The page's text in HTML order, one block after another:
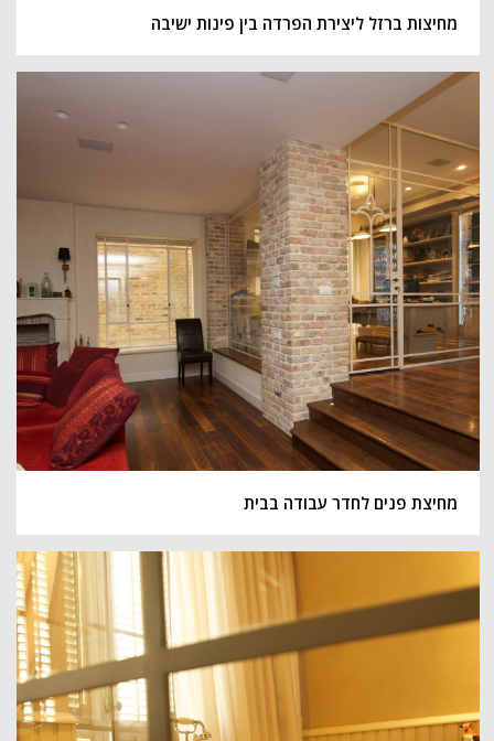
מחיצות ברזל ליצירת הפרדה בין פינות ישיבה
מחיצת פנים לחדר עבודה בבית